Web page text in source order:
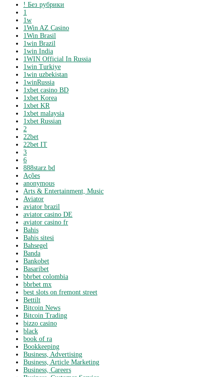
! Без рубрики
1
1w
1Win AZ Casino
1Win Brasil
1win Brazil
1win India
1WIN Official In Russia
1win Turkiye
1win uzbekistan
1winRussia
1xbet casino BD
1xbet Korea
1xbet KR
1xbet malaysia
1xbet Russian
2
22bet
22bet IT
3
6
888starz bd
Ações
anonymous
Arts & Entertainment, Music
Aviator
aviator brazil
aviator casino DE
aviator casino fr
Bahis
Bahis sitesi
Bahsegel
Banda
Bankobet
Basaribet
bbrbet colombia
bbrbet mx
best slots on fremont street
Bettilt
Bitcoin News
Bitcoin Trading
bizzo casino
black
book of ra
Bookkeeping
Business, Advertising
Business, Article Marketing
Business, Careers